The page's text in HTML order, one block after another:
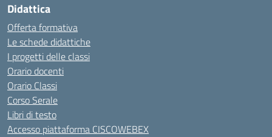
Didattica
Offerta formativa
Le schede didattiche
I progetti delle classi
Orario docenti
Orario Classi
Corso Serale
Libri di testo
Accesso piattaforma CISCOWEBEX